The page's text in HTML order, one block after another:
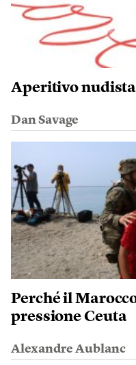
Aperitivo nudista
Dan Savage
Perché il
pressione Ceuta
Alexandre Aublanc